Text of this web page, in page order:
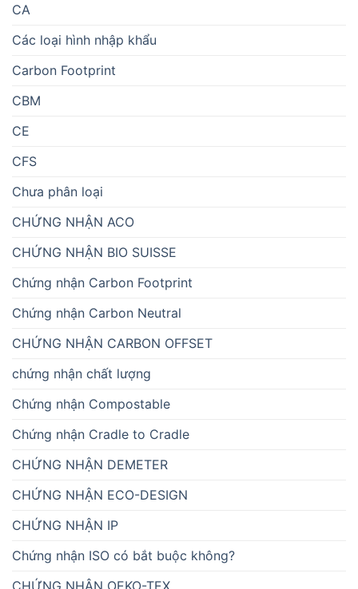
CA
Các loại hình nhập khẩu
Carbon Footprint
CBM
CE
CFS
Chưa phân loại
CHỨNG NHẬN ACO
CHỨNG NHẬN BIO SUISSE
Chứng nhận Carbon Footprint
Chứng nhận Carbon Neutral
CHỨNG NHẬN CARBON OFFSET
chứng nhận chất lượng
Chứng nhận Compostable
Chứng nhận Cradle to Cradle
CHỨNG NHẬN DEMETER
CHỨNG NHẬN ECO-DESIGN
CHỨNG NHẬN IP
Chứng nhận ISO có bắt buộc không?
CHỨNG NHẬN OEKO-TEX